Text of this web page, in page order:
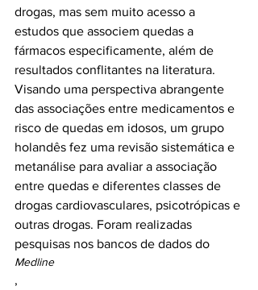
drogas, mas sem muito acesso a
estudos que associem quedas a
fármacos especificamente, além de
resultados conflitantes na literatura.
Visando uma perspectiva abrangente
das associações entre medicamentos e
risco de quedas em idosos, um grupo
holandês fez uma revisão sistemática e
metanálise para avaliar a associação
entre quedas e diferentes classes de
drogas cardiovasculares, psicotrópicas e
outras drogas. Foram realizadas
pesquisas nos bancos de dados do
Medline
,